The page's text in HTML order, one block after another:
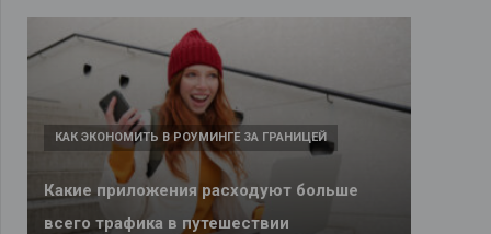
Какие приложения расходуют больше
всего трафика в путешествии
КАК ЭКОНОМИТЬ В РОУМИНГЕ ЗА ГРАНИЦЕЙ